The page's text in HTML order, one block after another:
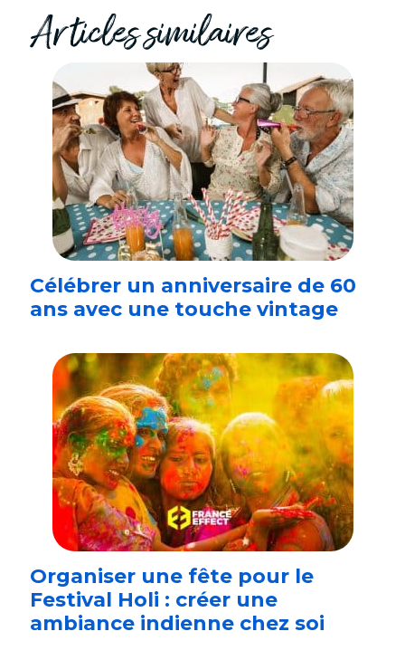
Articles similaires
Célébrer un anniversaire de 60
ans avec une touche vintage
Organiser une fête pour le
Festival Holi : créer une
ambiance indienne chez soi